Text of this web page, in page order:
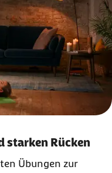
starken Rücken
Übungen zur